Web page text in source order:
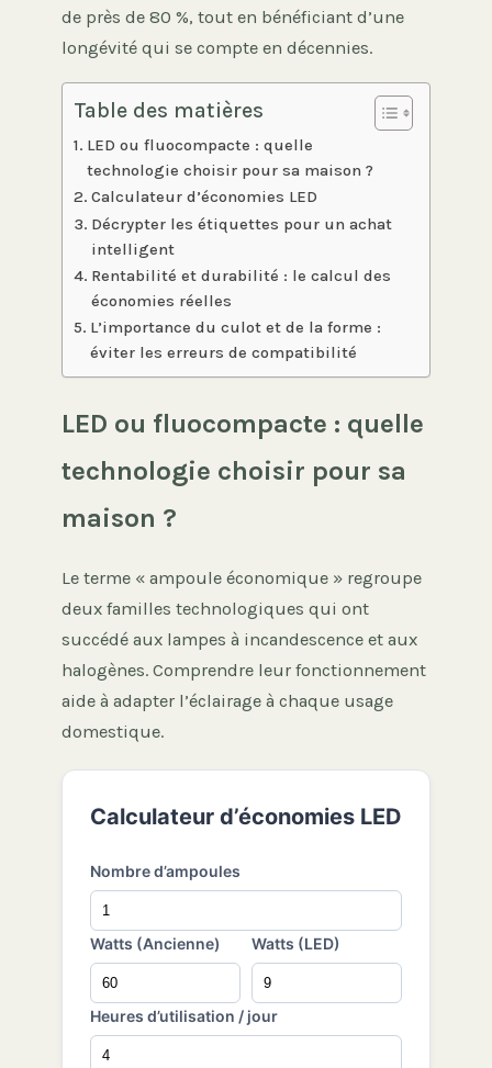
de près de 80 %, tout en bénéficiant d’une
longévité qui se compte en décennies.
Table des matières
LED ou fluocompacte : quelle
technologie choisir pour sa maison ?
Calculateur d’économies LED
Décrypter les étiquettes pour un achat
intelligent
Rentabilité et durabilité : le calcul des
économies réelles
L’importance du culot et de la forme :
éviter les erreurs de compatibilité
LED ou fluocompacte : quelle
technologie choisir pour sa
maison ?
Le terme « ampoule économique » regroupe
deux familles technologiques qui ont
succédé aux lampes à incandescence et aux
halogènes. Comprendre leur fonctionnement
aide à adapter l’éclairage à chaque usage
domestique.
Calculateur d’économies LED
Nombre d’ampoules
Watts (Ancienne) Watts (LED)
Heures d’utilisation / jour